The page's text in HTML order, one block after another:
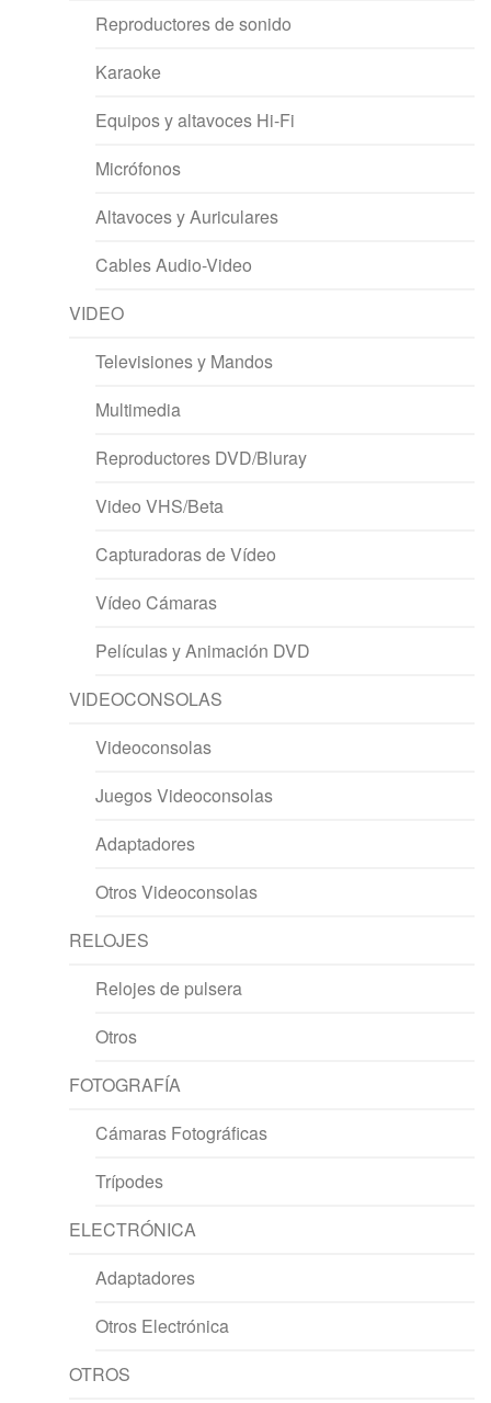
Reproductores de sonido
Karaoke
Equipos y altavoces Hi-Fi
Micrófonos
Altavoces y Auriculares
Cables Audio-Video
VIDEO
Televisiones y Mandos
Multimedia
Reproductores DVD/Bluray
Video VHS/Beta
Capturadoras de Vídeo
Vídeo Cámaras
Películas y Animación DVD
VIDEOCONSOLAS
Videoconsolas
Juegos Videoconsolas
Adaptadores
Otros Videoconsolas
RELOJES
Relojes de pulsera
Otros
FOTOGRAFÍA
Cámaras Fotográficas
Trípodes
ELECTRÓNICA
Adaptadores
Otros Electrónica
OTROS